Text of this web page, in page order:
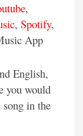
,
, Spotify,
App
English,
you would
in the